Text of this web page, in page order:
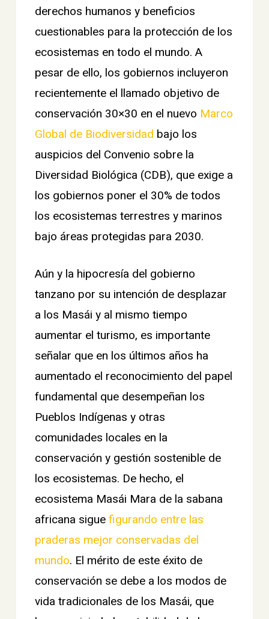
derechos humanos y beneficios
cuestionables para la protección de los
ecosistemas en todo el mundo. A
pesar de ello, los gobiernos incluyeron
recientemente el llamado objetivo de
conservación 30×30 en el nuevo Marco
Global de Biodiversidad bajo los
auspicios del Convenio sobre la
Diversidad Biológica (CDB), que exige a
los gobiernos poner el 30% de todos
los ecosistemas terrestres y marinos
bajo áreas protegidas para 2030.
Aún y la hipocresía del gobierno
tanzano por su intención de desplazar
a los Masái y al mismo tiempo
aumentar el turismo, es importante
señalar que en los últimos años ha
aumentado el reconocimiento del papel
fundamental que desempeñan los
Pueblos Indígenas y otras
comunidades locales en la
conservación y gestión sostenible de
los ecosistemas. De hecho, el
ecosistema Masái Mara de la sabana
africana siguefigurando entre las
praderas mejor conservadas del
mundo. El mérito de este éxito de
conservación se debe a los modos de
vida tradicionales de los Masái, que